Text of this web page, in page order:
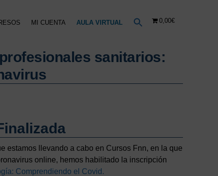
MI CUENTA AULA VIRTUAL 0,00€
sanitarios:
estamos llevando a cabo en Cursos Fnn, en la que
online, hemos habilitado la inscripción
Comprendiendo el Covid.